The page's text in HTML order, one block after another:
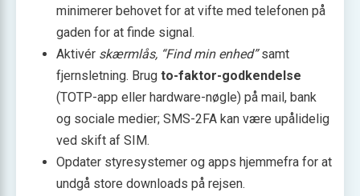
minimerer behovet for at vifte med telefonen på
gaden for at finde signal.
Aktivér skærmlås, “Find min enhed”samt
fjernsletning. Brug to-faktor-godkendelse
(TOTP-app eller hardware-nøgle) på mail, bank
og sociale medier; SMS-2FA kan være upålidelig
ved skift af SIM.
Opdater styresystemer og apps hjemmefra for at
undgå store downloads på rejsen.